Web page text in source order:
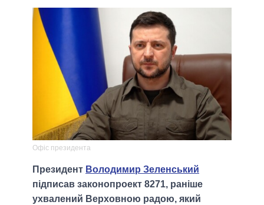
Офіс президента
Президент Володимир Зеленський
підписав законопроект 8271, раніше
ухвалений Верховною радою, який